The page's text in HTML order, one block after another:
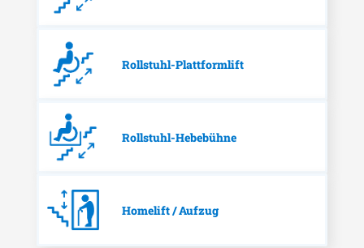
Rollstuhl-Plattformlift
Rollstuhl-Hebebühne
Homelift / Aufzug